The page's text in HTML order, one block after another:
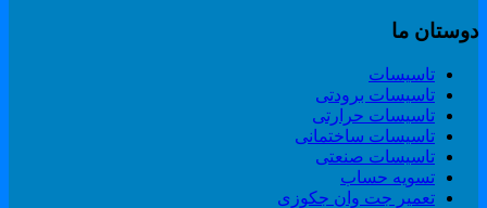
ما
تاسیسات
تاسیسات برودتی
تاسیسات حرارتی
تاسیسات ساختمانی
تاسیسات صنعتی
تسویه حساب
تعمیر جت وان جکوزی